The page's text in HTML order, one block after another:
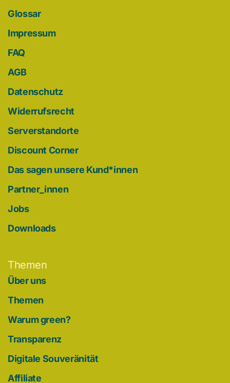
Glossar
Impressum
FAQ
AGB
Datenschutz
Widerrufsrecht
Serverstandorte
Discount Corner
Das sagen unsere Kund*innen
Partner_innen
Jobs
Downloads
Themen
Über uns
Themen
Warum green?
Transparenz
Digitale Souveränität
Affiliate